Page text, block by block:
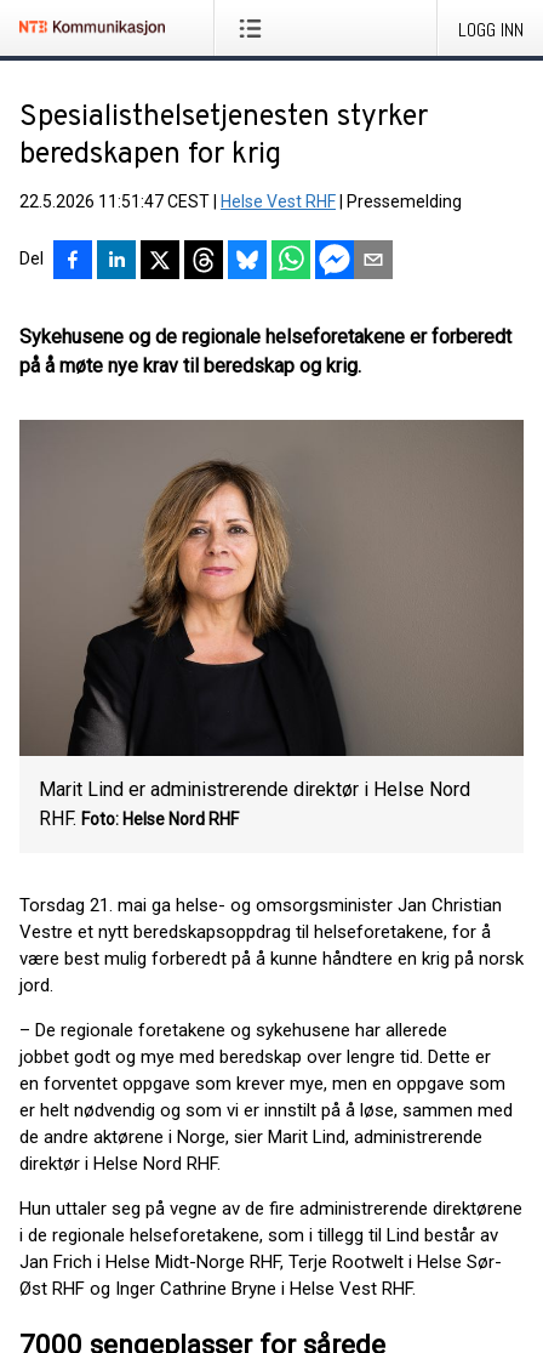
LOGG INN
Spesialisthelsetjenesten styrker
beredskapen for krig
22.5.2026 11:51:47 CEST Helse Vest RHF Pressemelding
Del
Sykehusene og de regionale helseforetakene er forberedt
på å møte nye krav til beredskap og krig.
Marit Lind er administrerende direktør i Helse Nord
RHF. Foto: Helse Nord RHF
Torsdag 21. mai ga helse- og omsorgsminister Jan Christian
Vestre et nytt beredskapsoppdrag til helseforetakene, for å
være best mulig forberedt på å kunne håndtere en krig på norsk
jord.
– De regionale foretakene og sykehusene har allerede
jobbet godt og mye med beredskap over lengre tid. Dette er
en forventet oppgave som krever mye, men en oppgave som
er helt nødvendig og som vi er innstilt på å løse, sammen med
de andre aktørene i Norge, sier Marit Lind, administrerende
direktør i Helse Nord RHF.
Hun uttaler seg på vegne av de fire administrerende direktørene
i de regionale helseforetakene, som i tillegg til Lind består av
Jan Frich i Helse Midt-Norge RHF, Terje Rootwelt i Helse Sør-
Øst RHF og Inger Cathrine Bryne i Helse Vest RHF.
7000 sengeplasser for sårede